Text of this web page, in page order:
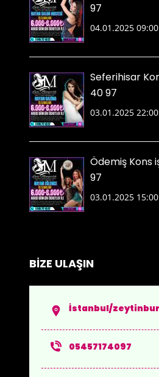
97
04.01.2025
Seferihisar
40 97
03.01.2025
Ödemiş Kons
97
03.01.2025
BİZE ULAŞIN
İstanbul/
05457174097